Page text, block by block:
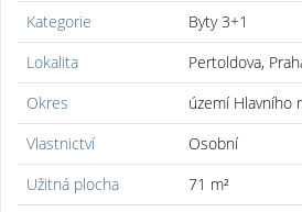
Kategorie
Byty 3+1
Lokalita
Pertoldova,
Okres
území Hlavního
Vlastnictví
Osobní
Užitná plocha
71 m²